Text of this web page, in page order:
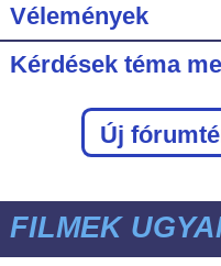
Vélemények
Kérdések téma
Új
FILMEK